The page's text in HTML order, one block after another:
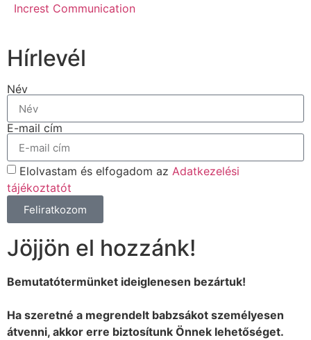
Increst Communication
Hírlevél
Név
E-mail cím
Elolvastam és elfogadom az Adatkezelési
tájékoztatót
Feliratkozom
Jöjjön el hozzánk!
Bemutatótermünket ideiglenesen bezártuk!
Ha szeretné a megrendelt babzsákot személyesen
átvenni, akkor erre biztosítunk Önnek lehetőséget.